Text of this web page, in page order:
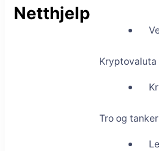
Netthjelp
Kryptovaluta
Tro og tanker